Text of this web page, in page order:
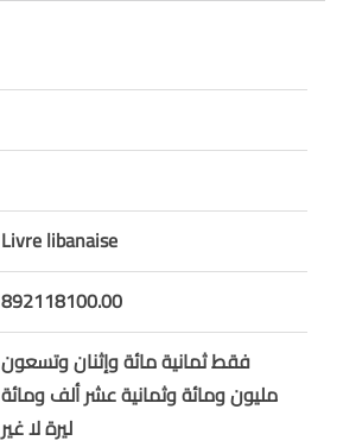
Livre libanaise
892118100.00
فقط ثمانية مائة وإثنان وتسعون
مليون ومائة وثمانية عشر ألف ومائة
ليرة لا غير